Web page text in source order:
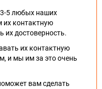
5 любых наших
их контактную
их достоверность.
их контактную
и мы им за это очень
вам сделать